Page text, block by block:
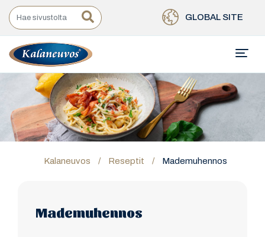
GLOBAL SITE
Kalaneuvos / Reseptit / Mademuhennos
Mademuhennos